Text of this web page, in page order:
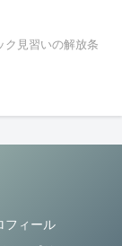
ク見習いの解放条
フィール